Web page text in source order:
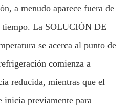
a menudo aparece fuera de
La SOLUCIÓN DE
se acerca al punto de
comienza a
reducida, mientras que el
inicia previamente para